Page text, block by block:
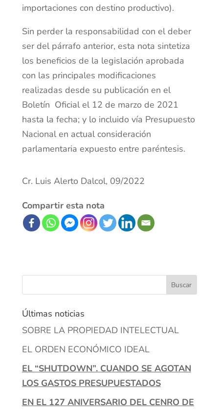
importaciones con destino productivo).
Sin perder la responsabilidad con el deber
ser del párrafo anterior, esta nota sintetiza
los beneficios de la legislación aprobada
con las principales modificaciones
realizadas desde su publicación en el
Boletín Oficial el 12 de marzo de 2021
hasta la fecha; y lo incluido vía Presupuesto
Nacional en actual consideración
parlamentaria expuesto entre paréntesis.
Cr. Luis Alerto Dalcol, 09/2022
Compartir esta nota
Últimas noticias
SOBRE LA PROPIEDAD INTELECTUAL
EL ORDEN ECONÓMICO IDEAL
EL “SHUTDOWN”. CUANDO SE AGOTAN
LOS GASTOS PRESUPUESTADOS
EN EL 127 ANIVERSARIO DEL CENRO DE